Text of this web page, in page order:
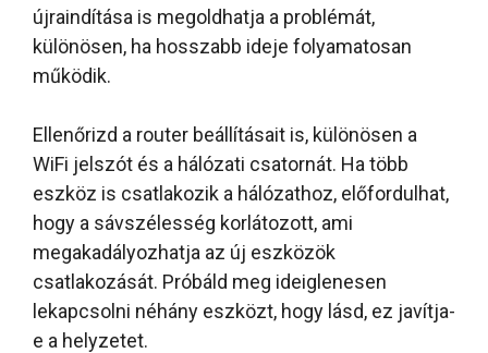
újraindítása is megoldhatja a problémát,
különösen, ha hosszabb ideje folyamatosan
működik.
Ellenőrizd a router beállításait is, különösen a
WiFi jelszót és a hálózati csatornát. Ha több
eszköz is csatlakozik a hálózathoz, előfordulhat,
hogy a sávszélesség korlátozott, ami
megakadályozhatja az új eszközök
csatlakozását. Próbáld meg ideiglenesen
lekapcsolni néhány eszközt, hogy lásd, ez javítja-
e a helyzetet.